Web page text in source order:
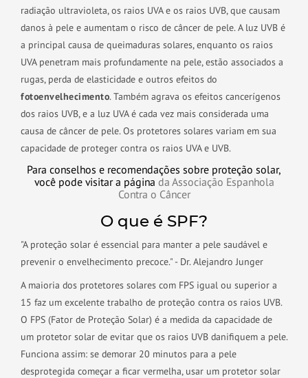
radiação ultravioleta, os raios UVA e os raios UVB, que causam
danos à pele e aumentam o risco de câncer de pele. A luz UVB é
a principal causa de queimaduras solares, enquanto os raios
UVA penetram mais profundamente na pele, estão associados a
rugas, perda de elasticidade e outros efeitos do
fotoenvelhecimento. Também agrava os efeitos cancerígenos
dos raios UVB, e a luz UVA é cada vez mais considerada uma
causa de câncer de pele. Os protetores solares variam em sua
capacidade de proteger contra os raios UVA e UVB.
Para conselhos e recomendações sobre proteção solar,
você pode visitar a página da Associação Espanhola
Contra o Câncer
O que é SPF?
"A proteção solar é essencial para manter a pele saudável e
prevenir o envelhecimento precoce." - Dr. Alejandro Junger
A maioria dos protetores solares com FPS igual ou superior a
15 faz um excelente trabalho de proteção contra os raios UVB.
O FPS (Fator de Proteção Solar) é a medida da capacidade de
um protetor solar de evitar que os raios UVB danifiquem a pele.
Funciona assim: se demorar 20 minutos para a pele
desprotegida começar a ficar vermelha, usar um protetor solar